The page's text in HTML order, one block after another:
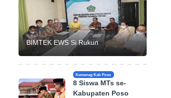
BIMTEK EWS Si Rukun
Kemenag Kab Poso
8 Siswa MTs se-
Kabupaten Poso